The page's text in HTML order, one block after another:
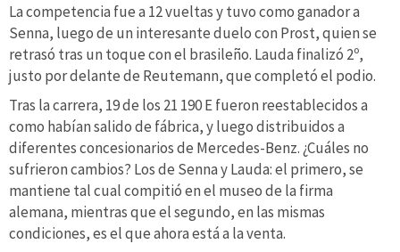
La competencia fue a 12 vueltas y tuvo como ganador a
Senna, luego de un interesante duelo con Prost, quien se
retrasó tras un toque con el brasileño. Lauda finalizó 2º,
justo por delante de Reutemann, que completó el podio.
Tras la carrera, 19 de los 21 190 E fueron reestablecidos a
como habían salido de fábrica, y luego distribuidos a
diferentes concesionarios de Mercedes-Benz. ¿Cuáles no
sufrieron cambios? Los de Senna y Lauda: el primero, se
mantiene tal cual compitió en el museo de la firma
alemana, mientras que el segundo, en las mismas
condiciones, es el que ahora está a la venta.